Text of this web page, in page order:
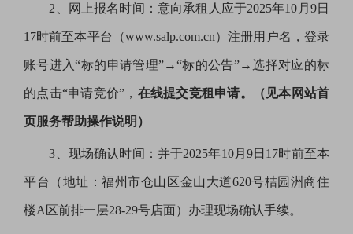
2、网上报名时间：意向承租人应于2025年10月9日
17时前至本平台（www.salp.com.cn）注册用户名，登录
账号进入“标的申请管理”→“标的公告”→选择对应的标
的点击“申请竞价”， 在线提交竞租申请。（见本网站首
页服务帮助操作说明）
3、现场确认时间：并于2025年10月9日17时前至本
平台（地址：福州市仓山区金山大道620号桔园洲商住
楼A区前排一层28-29号店面）办理现场确认手续。